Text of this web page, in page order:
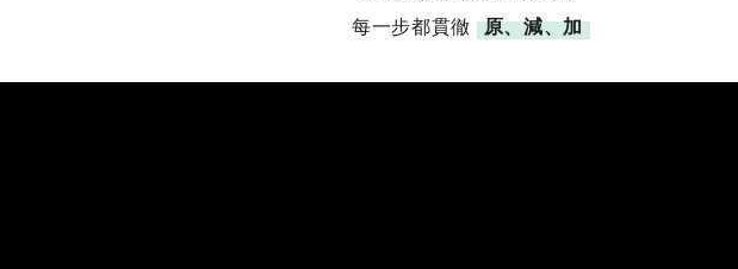
每一步都貫徹 原、減、加